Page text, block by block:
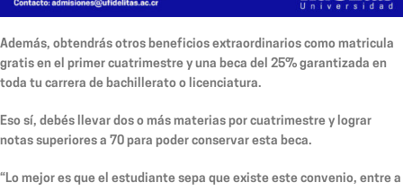
Además, obtendrás otros beneficios extraordinarios como matricula
gratis en el primer cuatrimestre y una beca del 25% garantizada en
toda tu carrera de bachillerato o licenciatura.
Eso sí, debés llevar dos o más materias por cuatrimestre y lograr
notas superiores a 70 para poder conservar esta beca.
“Lo mejor es que el estudiante sepa que existe este convenio, entre a